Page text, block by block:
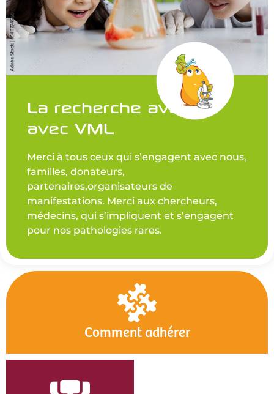
La recherche avance
avec VML
Merci à tous ceux qui s’engagent avec nous,
familles, donateurs,
partenaires,organisateurs de
manifestations. Merci aux chercheurs,
médecins, qui s’impliquent et s’engagent
pour nos pathologies rares.
Comment adhérer